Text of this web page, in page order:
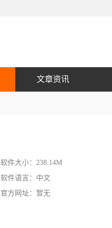
文章资讯
软件大小：238.14M
软件语言：中文
官方网址：暂无